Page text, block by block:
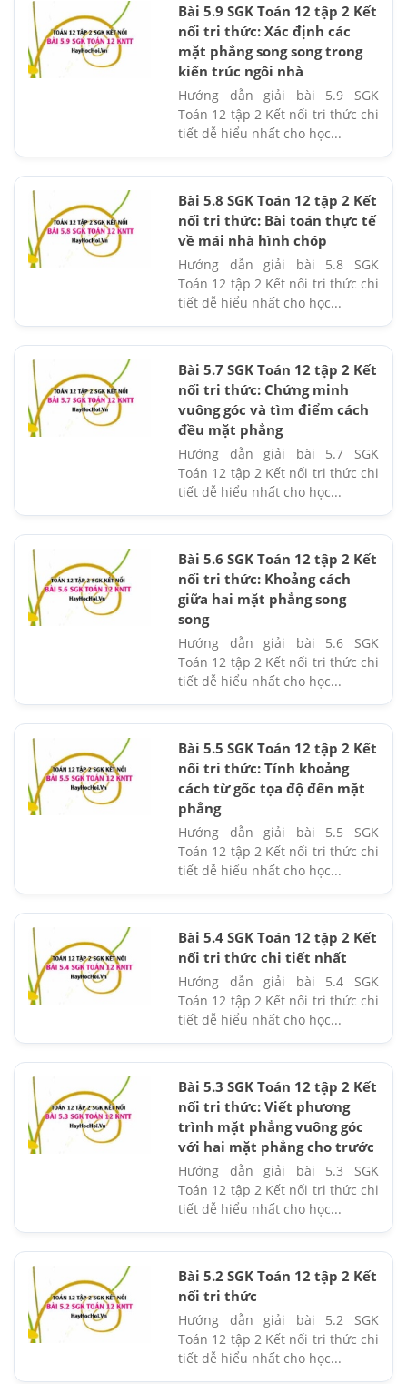
Bài 5.9 SGK Toán 12 tập 2 Kết
nối tri thức: Xác định các
mặt phẳng song song trong
kiến trúc ngôi nhà
Hướng dẫn giải bài 5.9 SGK
Toán 12 tập 2 Kết nối tri thức chi
tiết dễ hiểu nhất cho học...
Bài 5.8 SGK Toán 12 tập 2 Kết
nối tri thức: Bài toán thực tế
về mái nhà hình chóp
Hướng dẫn giải bài 5.8 SGK
Toán 12 tập 2 Kết nối tri thức chi
tiết dễ hiểu nhất cho học...
Bài 5.7 SGK Toán 12 tập 2 Kết
nối tri thức: Chứng minh
vuông góc và tìm điểm cách
đều mặt phẳng
Hướng dẫn giải bài 5.7 SGK
Toán 12 tập 2 Kết nối tri thức chi
tiết dễ hiểu nhất cho học...
Bài 5.6 SGK Toán 12 tập 2 Kết
nối tri thức: Khoảng cách
giữa hai mặt phẳng song
song
Hướng dẫn giải bài 5.6 SGK
Toán 12 tập 2 Kết nối tri thức chi
tiết dễ hiểu nhất cho học...
Bài 5.5 SGK Toán 12 tập 2 Kết
nối tri thức: Tính khoảng
cách từ gốc tọa độ đến mặt
phẳng
Hướng dẫn giải bài 5.5 SGK
Toán 12 tập 2 Kết nối tri thức chi
tiết dễ hiểu nhất cho học...
Bài 5.4 SGK Toán 12 tập 2 Kết
nối tri thức chi tiết nhất
Hướng dẫn giải bài 5.4 SGK
Toán 12 tập 2 Kết nối tri thức chi
tiết dễ hiểu nhất cho học...
Bài 5.3 SGK Toán 12 tập 2 Kết
nối tri thức: Viết phương
trình mặt phẳng vuông góc
với hai mặt phẳng cho trước
Hướng dẫn giải bài 5.3 SGK
Toán 12 tập 2 Kết nối tri thức chi
tiết dễ hiểu nhất cho học...
Bài 5.2 SGK Toán 12 tập 2 Kết
nối tri thức
Hướng dẫn giải bài 5.2 SGK
Toán 12 tập 2 Kết nối tri thức chi
tiết dễ hiểu nhất cho học...